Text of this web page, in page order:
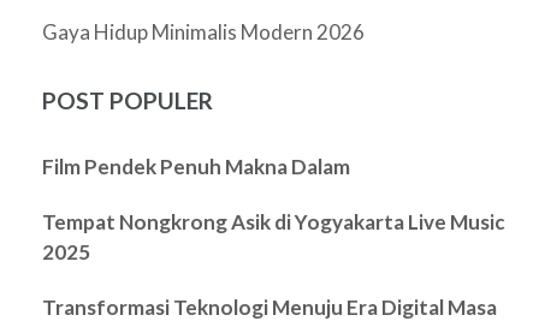
Gaya Hidup Minimalis Modern 2026
POST POPULER
Film Pendek Penuh Makna Dalam
Tempat Nongkrong Asik di Yogyakarta Live Music
2025
Transformasi Teknologi Menuju Era Digital Masa